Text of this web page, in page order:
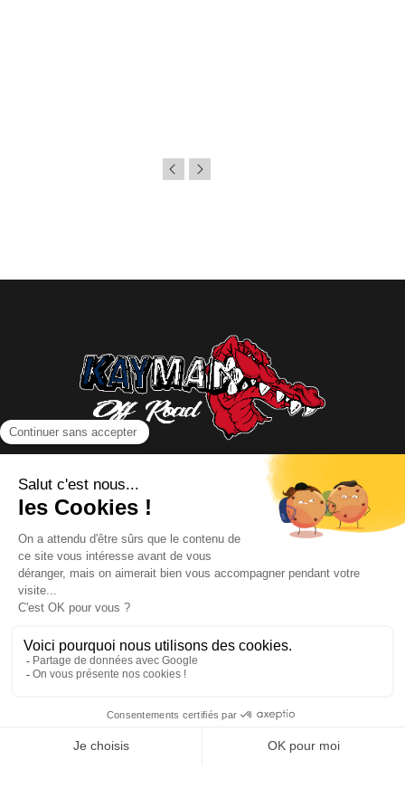
NOUS CONTACTER
INFORMATIONS
NOS PARTENAIRES
HORAIRES D'OUVERTURE
Copyright © 2026 Kayman Offroad 4x4 - Tous droits réservés -